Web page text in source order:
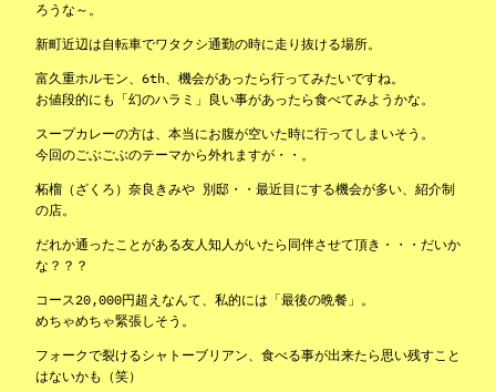
ろうな～。
新町近辺は自転車でワタクシ通勤の時に走り抜ける場所。
富久重ホルモン、6th、機会があったら行ってみたいですね。
お値段的にも「幻のハラミ」良い事があったら食べてみようかな。
スープカレーの方は、本当にお腹が空いた時に行ってしまいそう。
今回のごぶごぶのテーマから外れますが・・。
柘榴（ざくろ）奈良きみや 別邸・・最近目にする機会が多い、紹介制
の店。
だれか通ったことがある友人知人がいたら同伴させて頂き・・・だいか
な？？？
コース20,000円超えなんて、私的には「最後の晩餐」。
めちゃめちゃ緊張しそう。
フォークで裂けるシャトーブリアン、食べる事が出来たら思い残すこと
はないかも（笑）